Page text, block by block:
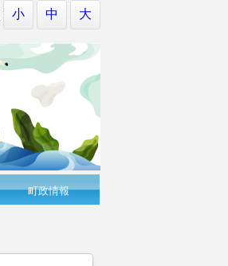
小 中 大
町政情報